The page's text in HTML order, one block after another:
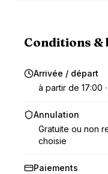
Conditions &
Arrivée / départ
à partir de 17:00
Annulation
Gratuite ou non
choisie
Paiements